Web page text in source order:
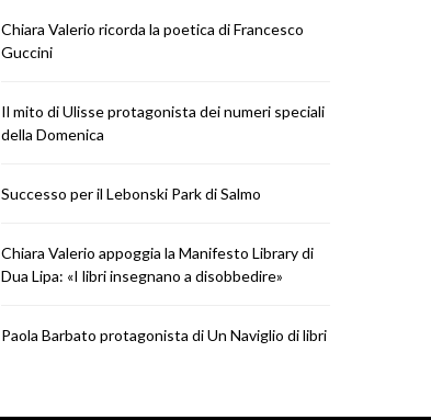
Chiara Valerio ricorda la poetica di Francesco
Guccini
Il mito di Ulisse protagonista dei numeri speciali
della Domenica
Successo per il Lebonski Park di Salmo
Chiara Valerio appoggia la Manifesto Library di
Dua Lipa: «I libri insegnano a disobbedire»
Paola Barbato protagonista di Un Naviglio di libri